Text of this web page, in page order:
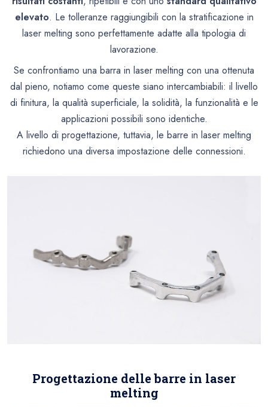
elevato. Le tolleranze raggiungibili con la stratificazione in
laser melting sono perfettamente adatte alla tipologia di
lavorazione.
Se confrontiamo una barra in laser melting con una ottenuta
dal pieno, notiamo come queste siano intercambiabili: il livello
di finitura, la qualità superficiale, la solidità, la funzionalità e le
applicazioni possibili sono identiche.
A livello di progettazione, tuttavia, le barre in laser melting
richiedono una diversa impostazione delle connessioni.
Progettazione delle barre in laser
melting